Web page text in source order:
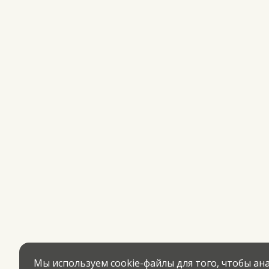
Мы используем cookie-файлы для того, чтобы